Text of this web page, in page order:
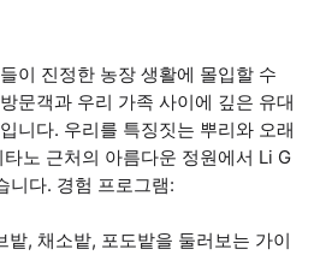
이 진정한 농장 생활에 몰입할 수
문객과 우리 가족 사이에 깊은 유대
니다. 우리를 특징짓는 뿌리와 오래
노 근처의 아름다운 정원에서 Li G
니다. 경험 프로그램:
밭, 채소밭, 포도밭을 둘러보는 가이